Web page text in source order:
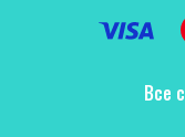
Все